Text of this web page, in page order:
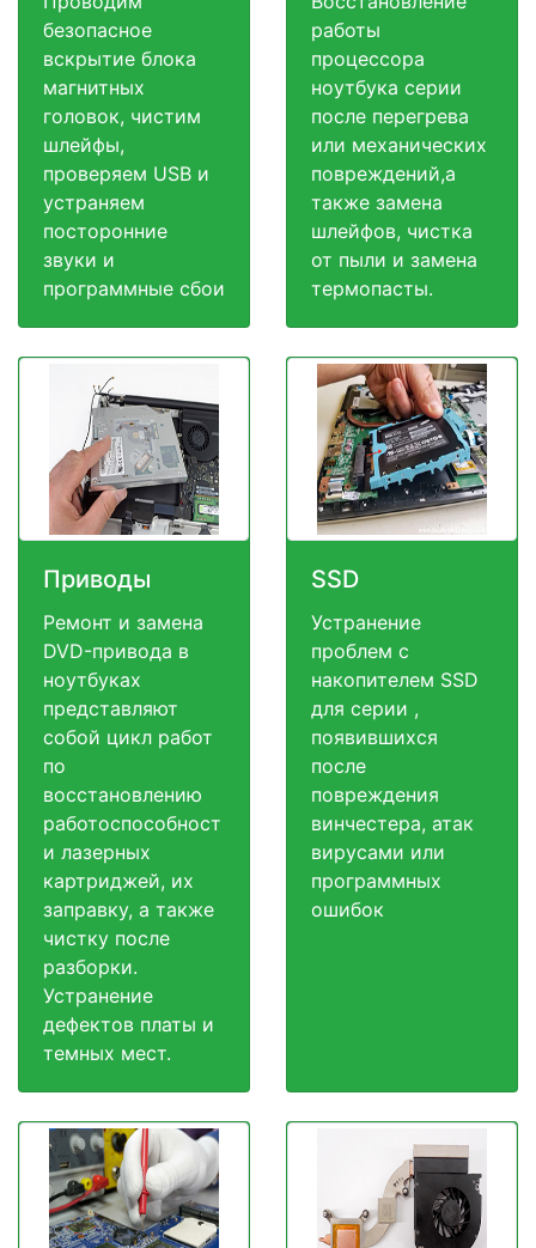
безопасное
вскрытие блока
магнитных
головок, чистим
шлейфы,
проверяем USB и
устраняем
посторонние
звуки и
программные сбои
работы
процессора
ноутбука серии
после перегрева
или механических
повреждений,а
также замена
шлейфов, чистка
от пыли и замена
термопасты.
Приводы
Ремонт и замена
DVD-привода в
ноутбуках
представляют
собой цикл работ
по
восстановлению
работоспособност
и лазерных
картриджей, их
заправку, а также
чистку после
разборки.
Устранение
дефектов платы и
темных мест.
SSD
Устранение
проблем с
накопителем SSD
для серии ,
появившихся
после
повреждения
винчестера, атак
вирусами или
программных
ошибок